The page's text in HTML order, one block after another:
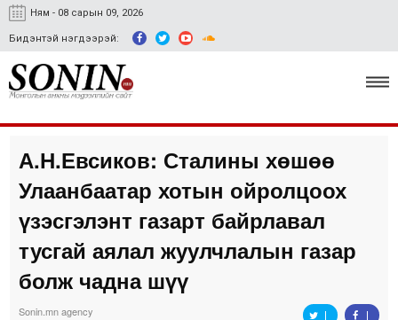
Ням - 08 сарын 09, 2026
Бидэнтэй нэгдээрэй:
Улс төр, эдийн засаг
Гэмт хэрэг
Нийгэм, соёл
Спорт
А.Н.Евсиков: Сталины хөшөө
Улаанбаатар хотын ойролцоох
үзэсгэлэнт газарт байрлавал
тусгай аялал жуулчлалын газар
болж чадна шүү
Sonin.mn agency